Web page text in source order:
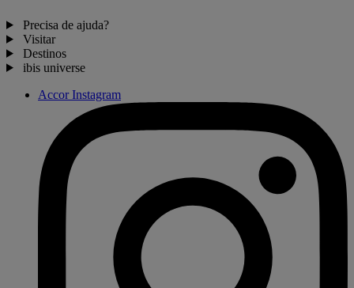
Precisa de ajuda?
Visitar
Destinos
ibis universe
Accor Instagram